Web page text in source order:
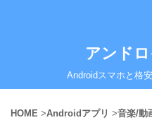
アンド
Androidスマホと格
HOME >Androidアプリ >音楽/動